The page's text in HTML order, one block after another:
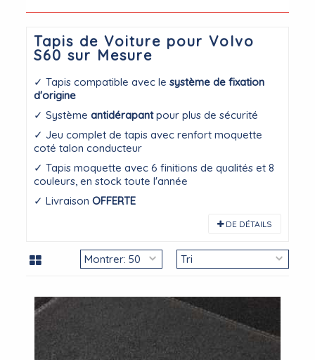
Tapis de Voiture pour Volvo
S60 sur Mesure
✓ Tapis compatible avec lesystème de fixation
d'origine
✓ Systèmeantidérapantpour plus de sécurité
✓ Jeu complet de tapis avec renfort moquette
coté talon conducteur
✓ Tapis moquette avec 6 finitions de qualités et 8
couleurs, en stock toute l'année
✓ LivraisonOFFERTE
DE DÉTAILS